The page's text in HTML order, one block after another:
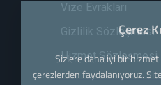
Vize Evrakları
Gizlilik Sözleşmesi
Hizmet Sözleşmesi
Çerez
Sizlere daha iyi bir
çerezlerden faydalanıyoruz.